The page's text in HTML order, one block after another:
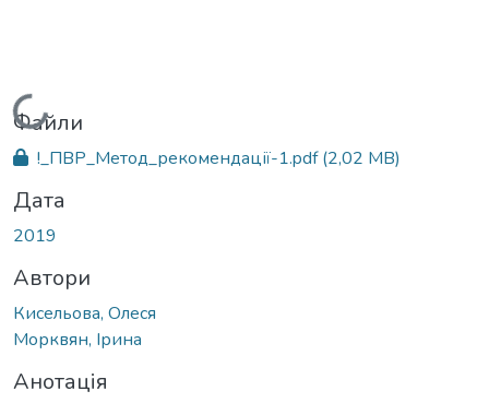
Вантажиться...
Файли
!_ПВР_Метод_рекомендації-1.pdf(2,02 MB)
Дата
2019
Автори
Кисельова, Олеся
Морквян, Ірина
Анотація